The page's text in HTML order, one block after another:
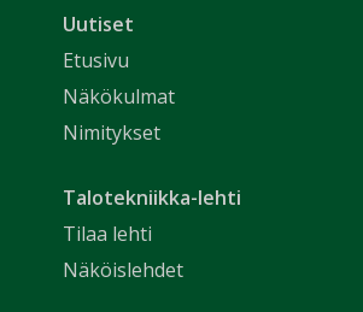
Uutiset
Etusivu
Näkökulmat
Nimitykset
Talotekniikka-lehti
Tilaa lehti
Näköislehdet